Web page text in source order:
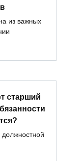
из важных
старший